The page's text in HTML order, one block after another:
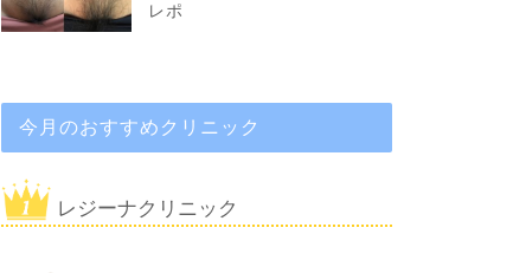
レポ
今月のおすすめクリニック
レジーナクリニック